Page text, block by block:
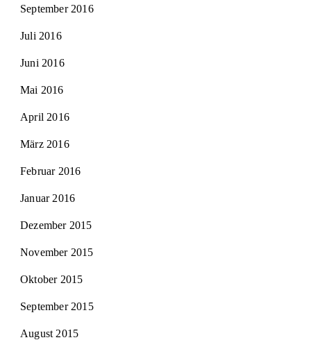
September 2016
Juli 2016
Juni 2016
Mai 2016
April 2016
März 2016
Februar 2016
Januar 2016
Dezember 2015
November 2015
Oktober 2015
September 2015
August 2015